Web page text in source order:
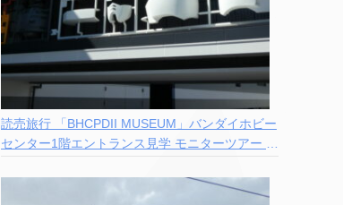
読売旅行 「BHCPDII MUSEUM」バンダイホビー
センター1階エントランス見学 モニターツアー 参